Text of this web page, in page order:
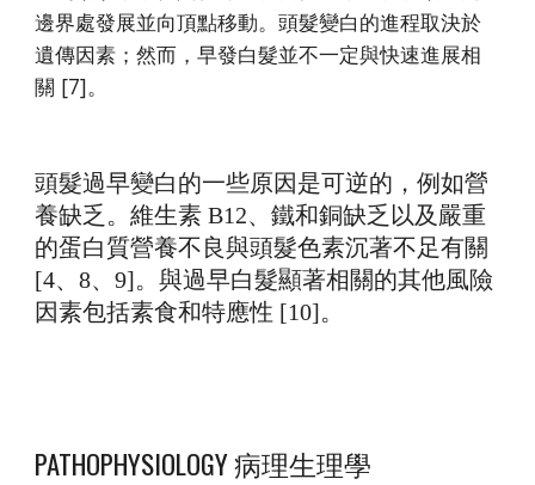
邊界處發展並向頂點移動。頭髮變白的進程取決於
遺傳因素；然而，早發白髮並不一定與快速進展相
關 [7]。
頭髮過早變白的一些原因是可逆的，例如營
養缺乏。維生素 B12、鐵和銅缺乏以及嚴重
的蛋白質營養不良與頭髮色素沉著不足有關
[4、8、9]。與過早白髮顯著相關的其他風險
因素包括素食和特應性 [10]。
PATHOPHYSIOLOGY 病理生理學